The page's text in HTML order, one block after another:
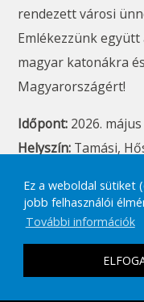
Ez a weboldal sütiket
jobb felhasználói
További információk
rendezett városi
Emlékezzünk együtt
magyar katonákra
Magyarországért!
Időpont: 2026.
Helyszín: Tamási,